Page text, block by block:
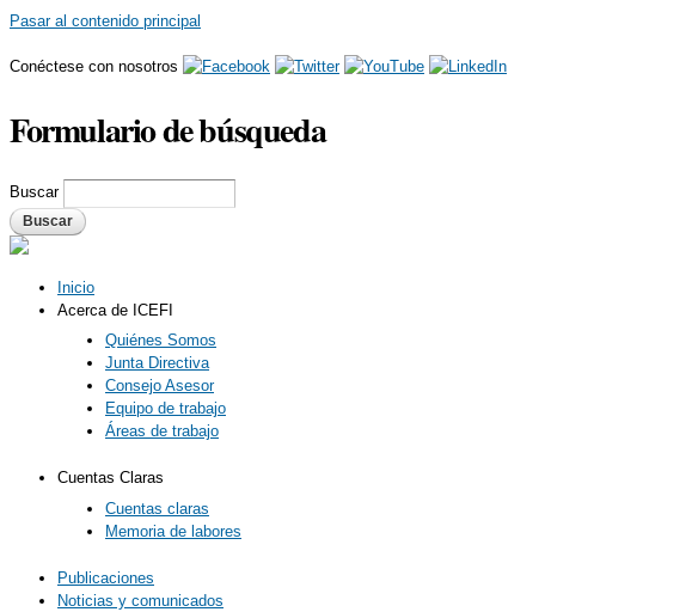
Pasar al contenido principal
Conéctese con nosotros
Formulario de búsqueda
Buscar
Inicio
Acerca de ICEFI
Quiénes Somos
Junta Directiva
Consejo Asesor
Equipo de trabajo
Áreas de trabajo
Cuentas Claras
Cuentas claras
Memoria de labores
Publicaciones
Noticias y comunicados